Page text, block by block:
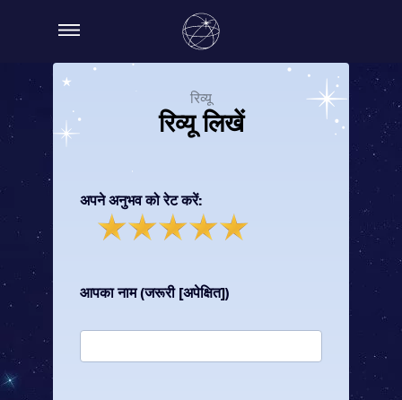
रिव्यू
रिव्यू लिखें
अपने अनुभव को रेट करें:
आपका नाम (जरूरी [अपेक्षित])